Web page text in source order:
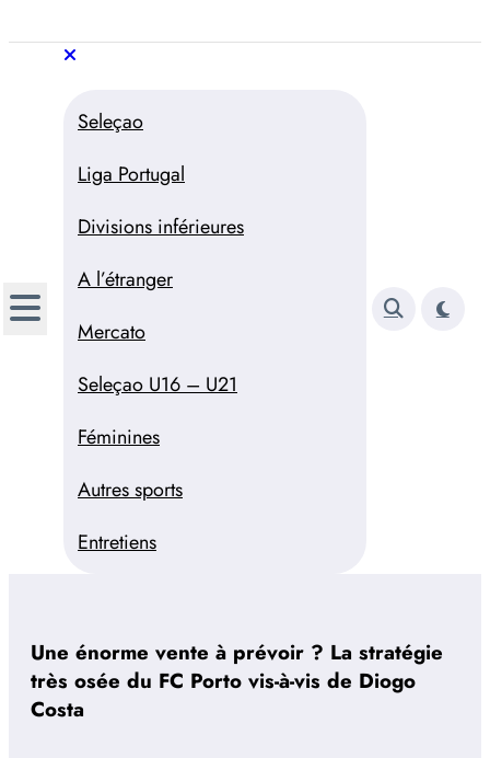
au
Trivela
L'actualité du football portugais
Seleçao
Liga Portugal
Divisions inférieures
A l’étranger
Mercato
Seleçao U16 – U21
Féminines
Autres sports
Entretiens
Une énorme vente à prévoir ? La stratégie
très osée du FC Porto vis-à-vis de Diogo
Costa